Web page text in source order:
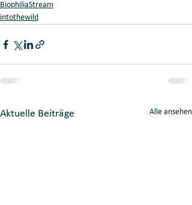
BiophiliaStream
intothewild
Aktuelle Beiträge Alle ansehen